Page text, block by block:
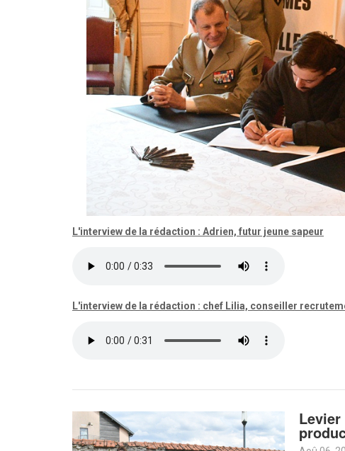
L'interview de la rédaction : Adrien, futur jeune sapeur
L'interview de la rédaction : chef Lilia, conseiller